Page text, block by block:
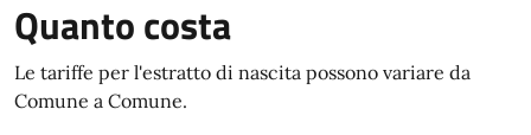
Quanto costa
Le tariffe per l'estratto di nascita possono variare da
Comune a Comune.